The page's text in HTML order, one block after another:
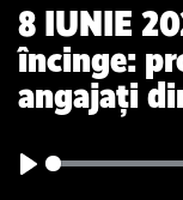
8 IUNIE
încinge:
angajați